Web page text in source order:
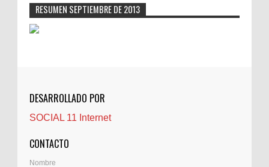
Castellón
Cerrajeros
Cocinas
Comentarios de la afición
Controller Zaragoza
RESUMEN SEPTIEMBRE DE 2013
DESARROLLADO POR
SOCIAL 11 Internet
CONTACTO
Nombre